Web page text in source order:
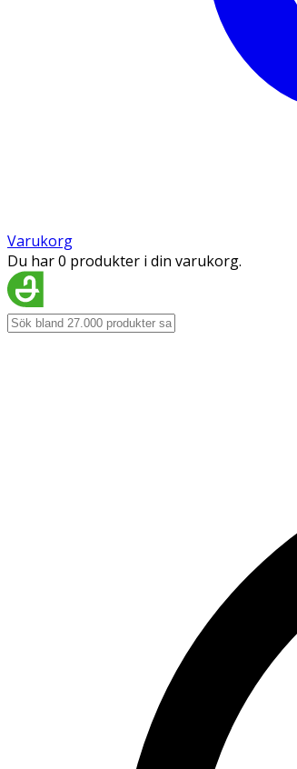
Varukorg
Du har 0 produkter i din varukorg.